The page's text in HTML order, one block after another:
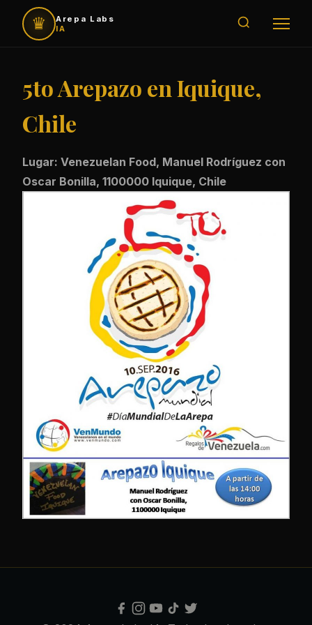
♛
Arepa Labs
IA
5to Arepazo en Iquique,
Chile
Lugar: Venezuelan Food, Manuel Rodríguez con
Oscar Bonilla, 1100000 Iquique, Chile